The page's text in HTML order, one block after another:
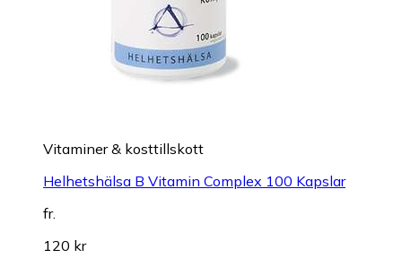
Vitaminer & kosttillskott
Helhetshälsa B Vitamin Complex 100 Kapslar
fr.
120 kr